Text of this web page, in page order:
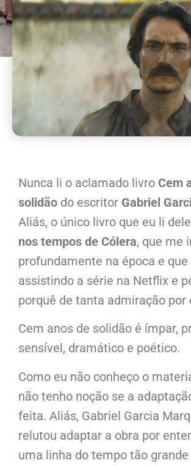
Nunca li o aclamado livro Cem
solidão do escritor Gabriel
Aliás, o único livro que eu li
nos tempos de Cólera, que me
profundamente na época e que
assistindo a série na Netflix e
porquê de tanta admiração por
Cem anos de solidão é ímpar,
sensível, dramático e poético.
Como eu não conheço o
não tenho noção se a
feita. Aliás, Gabriel Garcia
relutou adaptar a obra por
uma linha do tempo tão